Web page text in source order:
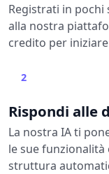
Registrati in pochi
alla nostra
credito per
2
Rispondi alle
La nostra IA ti
le sue
struttura